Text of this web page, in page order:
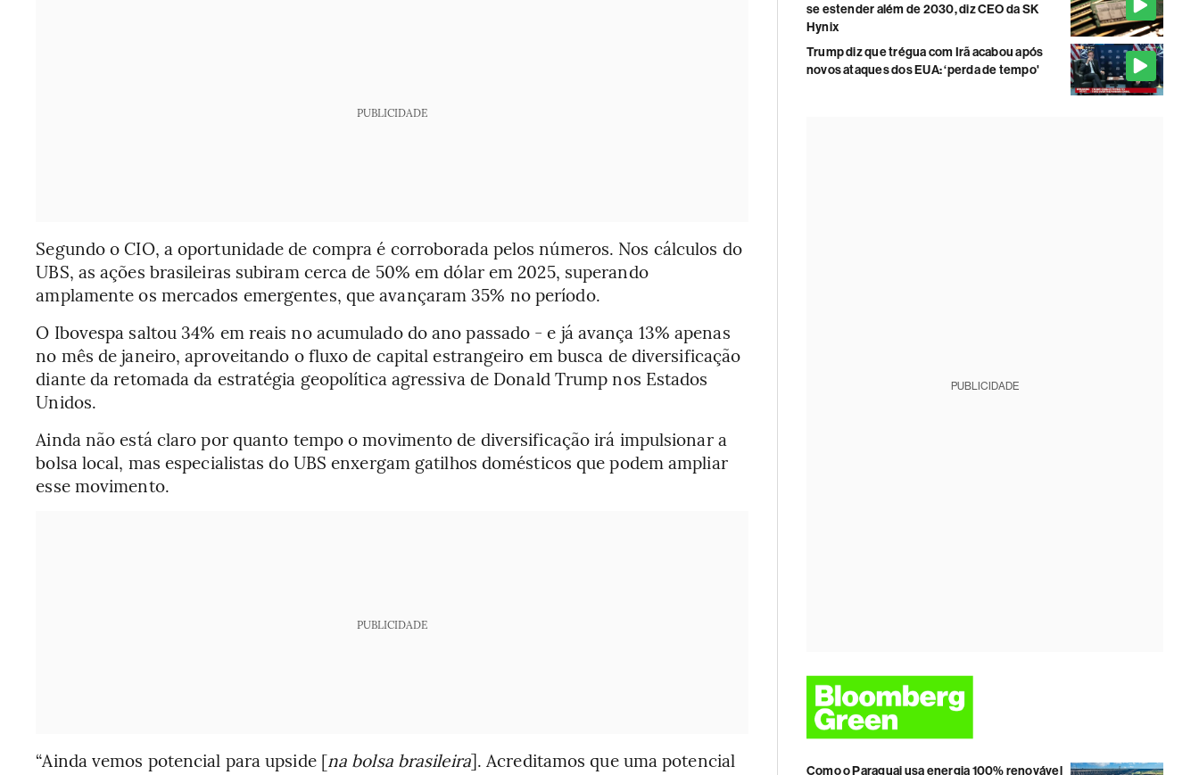
PUBLICIDADE
Segundo o CIO, a oportunidade de compra é corroborada pelos números. Nos cálculos do
UBS, as ações brasileiras subiram cerca de 50% em dólar em 2025, superando
amplamente os mercados emergentes, que avançaram 35% no período.
O Ibovespa saltou 34% em reais no acumulado do ano passado - e já avança 13% apenas
no mês de janeiro, aproveitando o fluxo de capital estrangeiro em busca de diversificação
diante da retomada da estratégia geopolítica agressiva de Donald Trump nos Estados
Unidos.
Ainda não está claro por quanto tempo o movimento de diversificação irá impulsionar a
bolsa local, mas especialistas do UBS enxergam gatilhos domésticos que podem ampliar
esse movimento.
PUBLICIDADE
“Ainda vemos potencial para upside [na bolsa brasileira]. Acreditamos que uma potencial
se estender além de 2030, diz CEO da SK
Hynix
Trump diz que trégua com Irã acabou após
novos ataques dos EUA: ‘perda de tempo'
PUBLICIDADE
Como o Paraguai usa energia 100% renovável